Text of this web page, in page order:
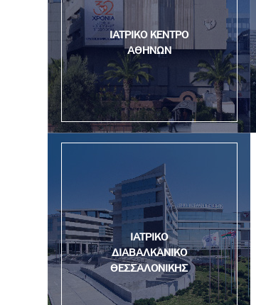
ΙΑΤΡΙΚΟ ΚΕΝΤΡΟ
ΑΘΗΝΩΝ
ΙΑΤΡΙΚΟ
ΔΙΑΒΑΛΚΑΝΙΚΟ
ΘΕΣΣΑΛΟΝΙΚΗΣ